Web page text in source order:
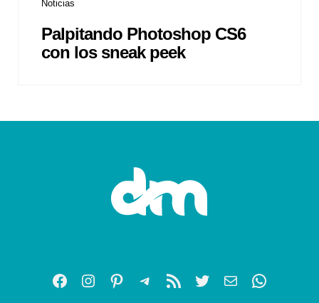
Noticias
Palpitando Photoshop CS6
con los sneak peek